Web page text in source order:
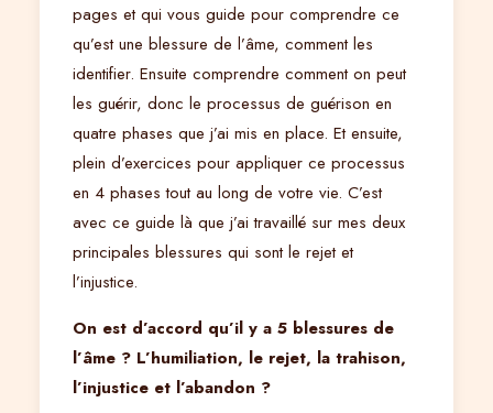
pages et qui vous guide pour comprendre ce
qu’est une blessure de l’âme, comment les
identifier. Ensuite comprendre comment on peut
les guérir, donc le processus de guérison en
quatre phases que j’ai mis en place. Et ensuite,
plein d’exercices pour appliquer ce processus
en 4 phases tout au long de votre vie. C’est
avec ce guide là que j’ai travaillé sur mes deux
principales blessures qui sont le rejet et
l’injustice.
On est d’accord qu’il y a 5 blessures de
l’âme ? L’humiliation, le rejet, la trahison,
l’injustice et l’abandon ?